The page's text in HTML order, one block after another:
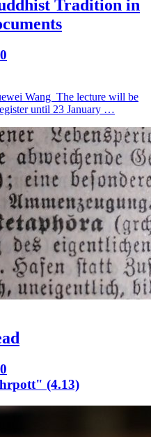
Tradition in
Wang The lecture will be
until 23 January …
(4.13)